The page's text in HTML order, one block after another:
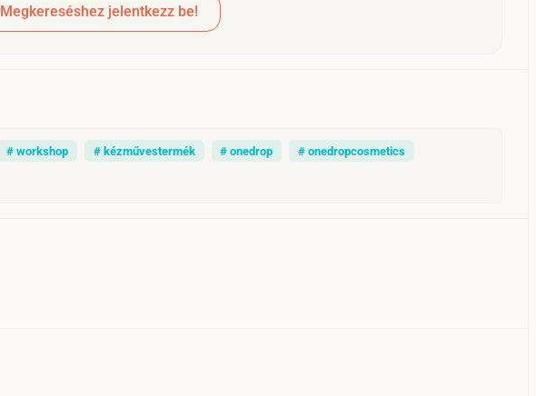
Megkereséshez jelentkezz be!
# workshop # kézművestermék # onedrop # onedropcosmetics